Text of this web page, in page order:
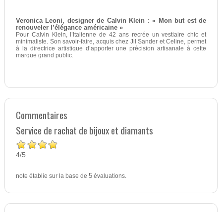
Veronica Leoni, designer de Calvin Klein : « Mon but est de
renouveler l’élégance américaine »
Pour Calvin Klein, l’Italienne de 42 ans recrée un vestiaire chic et
minimaliste. Son savoir-faire, acquis chez Jil Sander et Celine, permet
à la directrice artistique d’apporter une précision artisanale à cette
marque grand public.
Commentaires
Service de rachat de bijoux et diamants
4/5
note établie sur la base de 5évaluations.